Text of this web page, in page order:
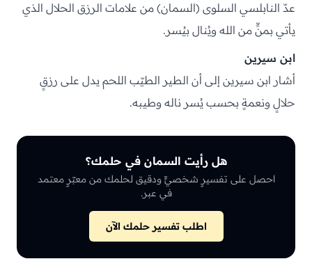
عدّ النابلسي السلوى (السمان) من علامات الرزق الحلال الذي
يأتي بمنٍّ من الله ويُنال بيُسر.
ابن سيرين
أشار ابن سيرين إلى أن الطير الطيّب اللحم يدل على رزقٍ
حلالٍ ونعمةٍ بحسب يُسر ناله وطيبه.
هل رأيت السمان في حلمك؟
احصل على تفسيرٍ شخصيٍّ ودقيق لحلمك من معبّرٍ معتمد
في عبر.
اطلب تفسير حلمك الآن